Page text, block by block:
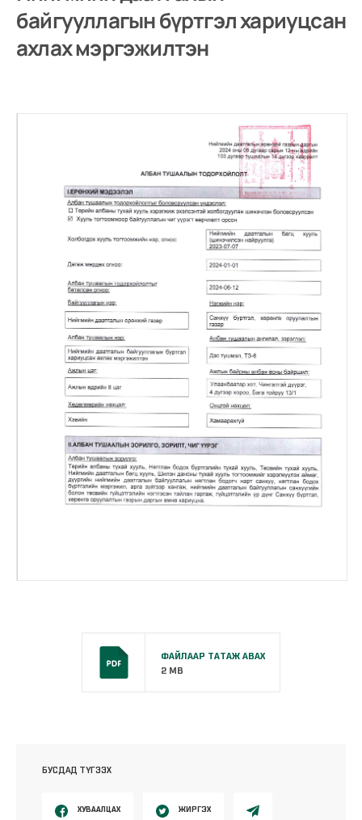
байгууллагын бүртгэл хариуцсан
ахлах мэргэжилтэн
ФАЙЛААР ТАТАЖ АВАХ
2 MB
БУСДАД ТҮГЭЭХ
ХУВААЛЦАХ ЖИРГЭХ